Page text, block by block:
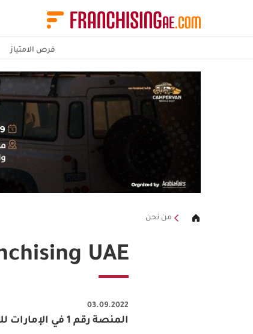
فرص الامتياز
من نحن
UAE
03.09.2022
المنصة رقم 1 في الإمارات للامتياز التجاري